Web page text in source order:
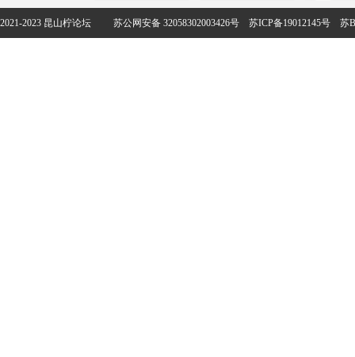
2021-2023 昆山柠论坛 苏公网安备 32058302003426号 苏ICP备19012145号 苏